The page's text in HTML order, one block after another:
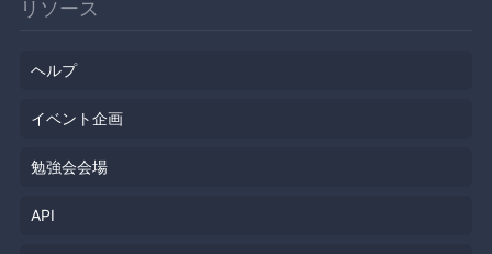
リソース
ヘルプ
イベント企画
勉強会会場
API